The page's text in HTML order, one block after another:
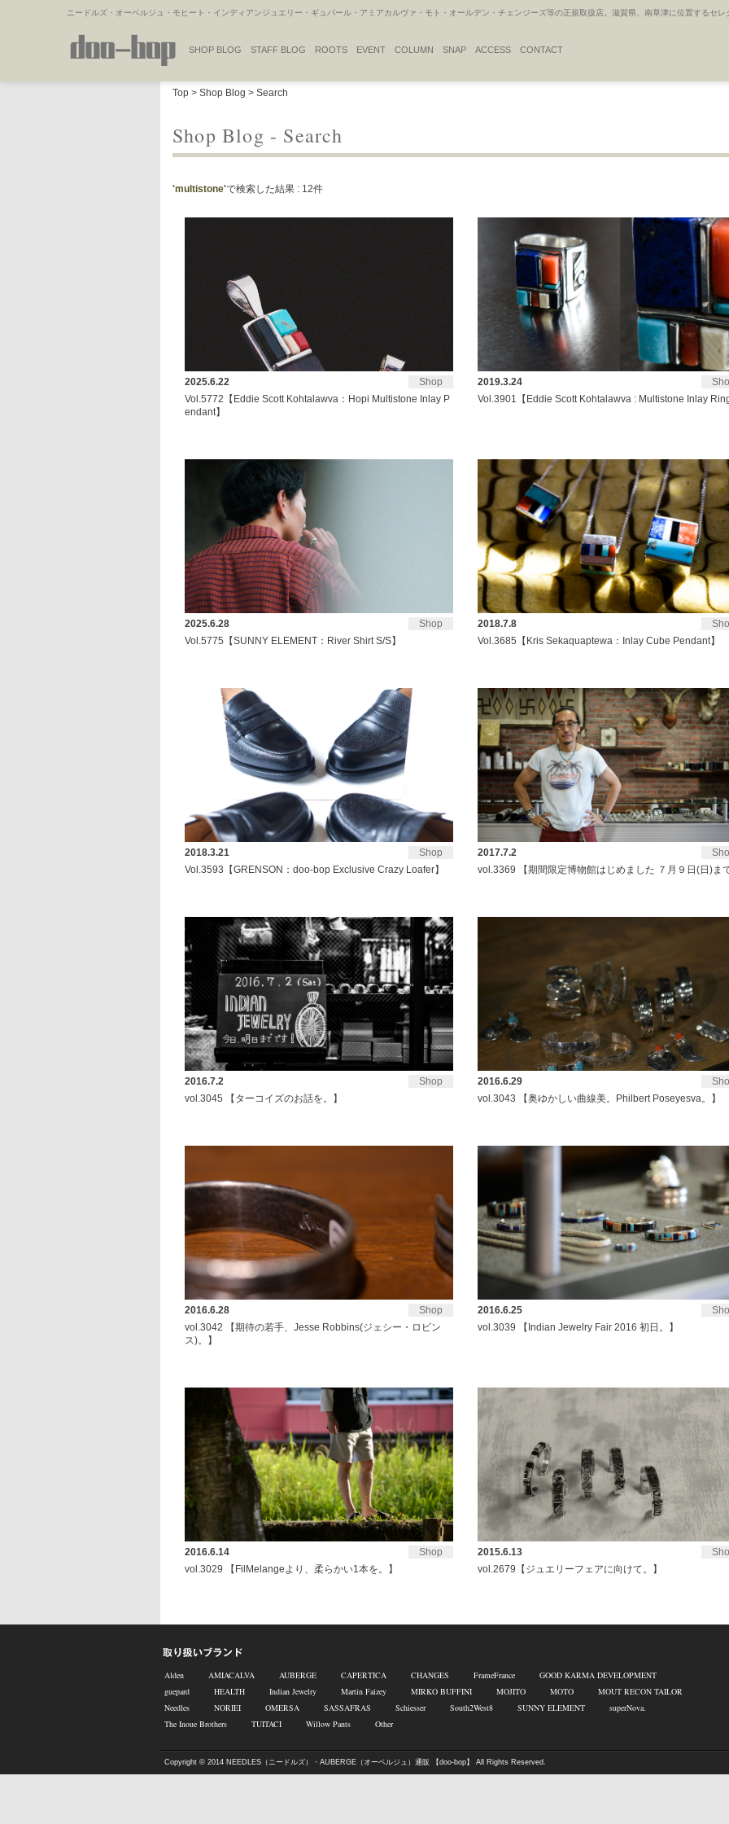
ニードルズ・オーベルジュ・モヒート・インディアンジュエリー・ギュパール・アミアカルヴァ・モト・オールデン・チェンジーズ等の正規取扱店。滋賀県、南草津に位置するセ
SHOP BLOG STAFF BLOG ROOTS EVENT COLUMN SNAP ACCESS CONTACT
Top > Shop Blog > Search
Shop Blog - Search
'multistone'で検索した結果 : 12件
Shop
2025.6.22
Vol.5772【Eddie Scott Kohtalawva：Hopi Multistone Inlay P
endant】
2019.3.24
Vol.3901【Eddie Scott Kohtalawva : Multistone Inlay
Shop
2025.6.28
Vol.5775【SUNNY ELEMENT：River Shirt S/S】
2018.7.8
Vol.3685【Kris Sekaquaptewa：Inlay Cube Pendant】
Shop
2018.3.21
Vol.3593【GRENSON：doo-bop Exclusive Crazy Loafer】
2017.7.2
vol.3369 【期間限定博物館はじめました ７月９日(日)ま
Shop
2016.7.2
vol.3045 【ターコイズのお話を。】
2016.6.29
vol.3043 【奥ゆかしい曲線美。Philbert Poseyesva。】
Shop
2016.6.28
vol.3042 【期待の若手、Jesse Robbins(ジェシー・ロビン
ス)。】
2016.6.25
vol.3039 【Indian Jewelry Fair 2016 初日。】
Shop
2016.6.14
vol.3029 【FilMelangeより、柔らかい1本を。】
2015.6.13
vol.2679【ジュエリーフェアに向けて。】
Alden AMIACALVA AUBERGE CAPERTICA CHANGES FrameFrance
GOOD KARMA DEVELOPMENT
guepard
HEALTH Indian Jewelry Martin Faizey MIRKO BUFFINI MOJITO MOTO
MOUT RECON TAILOR
Needles
NORIEI OMERSA SASSAFRAS Schiesser South2West8 SUNNY ELEMENT
superNova.
The Inoue Brothers
TUITACI Willow Pants Other
Copyright © 2014 NEEDLES（ニードルズ）・AUBERGE（オーベルジュ）通販 【doo-bop】 All Rights Reserved.